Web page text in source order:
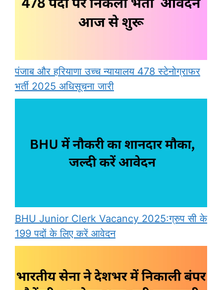
पंजाब और हरियाणा उच्च न्यायालय 478 स्टेनोग्राफर
भर्ती 2025 अधिसूचना जारी
BHU Junior Clerk Vacancy 2025:ग्रुप सी के
199 पदों के लिए करें आवेदन